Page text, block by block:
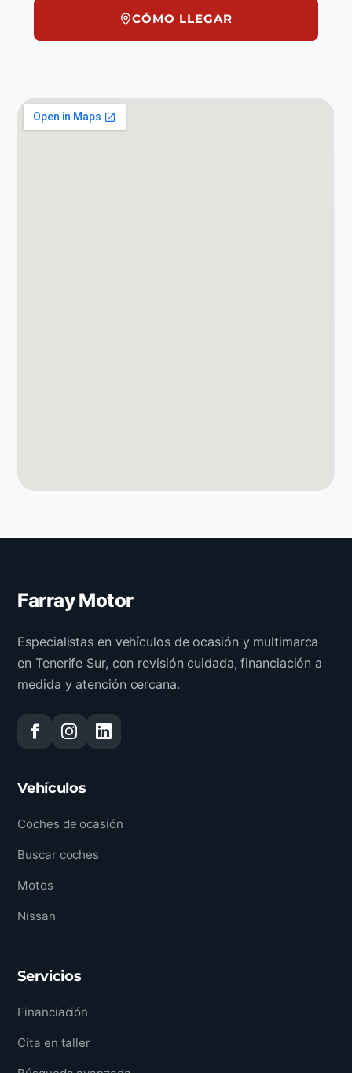
CÓMO LLEGAR
Farray Motor
Especialistas en vehículos de ocasión y multimarca
en Tenerife Sur, con revisión cuidada, financiación a
medida y atención cercana.
Vehículos
Coches de ocasión
Buscar coches
Motos
Nissan
Servicios
Financiación
Cita en taller